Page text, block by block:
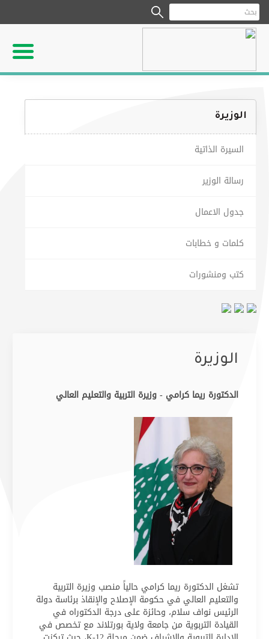
الوزيرة
السيرة الذاتية
رسالة الوزير
جدول الاعمال
كلمات و خطابات
كتب ومنشورات
الوزيرة
الدكتورة ريما كرامي - وزيرة التربية والتعليم العالي
تشغل الدكتورة ريما كرامي حالياً منصب وزيرة التربية
والتعليم العالي في حكومة الإصلاح والإنقاذ برئاسة دولة
الرئيس نواف سلام، وحائزة على درجة الدكتوراه في
القيادة التربوية من جامعة ولاية بورتلاند مع تخصص في